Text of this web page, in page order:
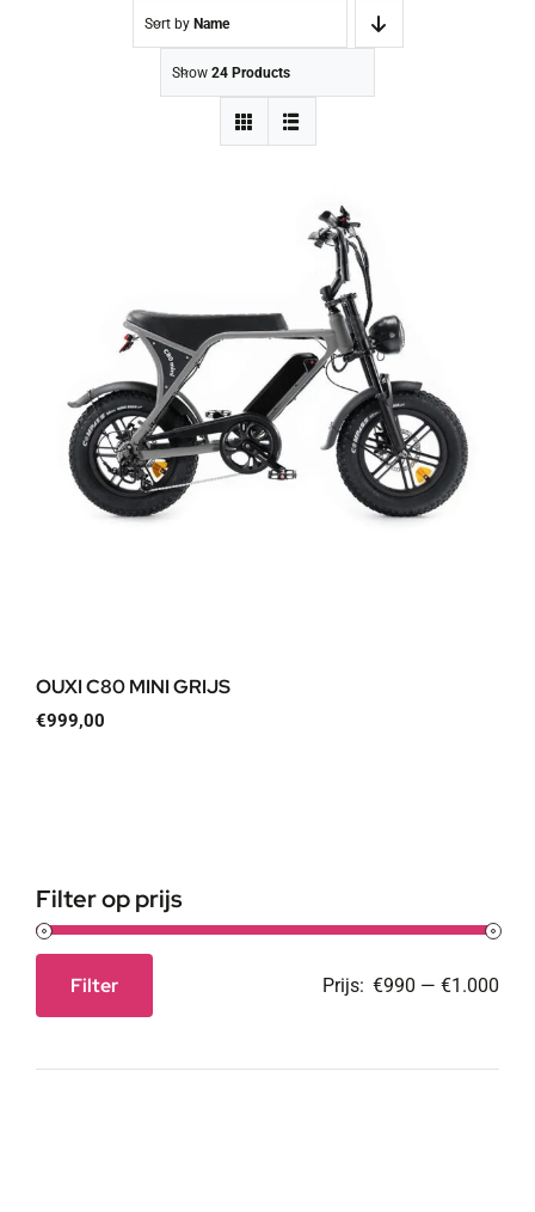
Sort by Name
Show 24 Products
OUXI C80 MINI GRIJS
€999,00
Filter op prijs
Max.
Filter Prijs: €990 — €1.000